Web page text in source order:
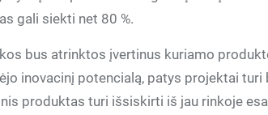
gali siekti net 80 %.
bus atrinktos įvertinus kuriamo
inovacinį potencialą, patys projektai
produktas turi išsiskirti iš jau rinkoje